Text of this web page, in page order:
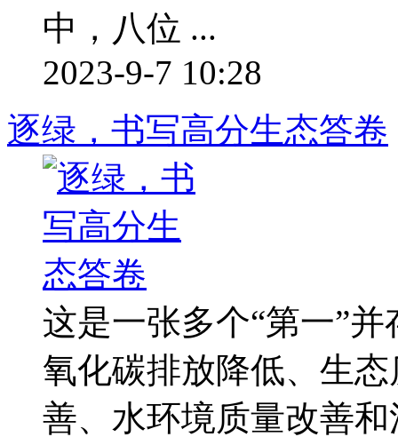
中，八位 ...
2023-9-7 10:28
逐绿，书写高分生态答卷
这是一张多个“第一”
氧化碳排放降低、生
善、水环境质量改善